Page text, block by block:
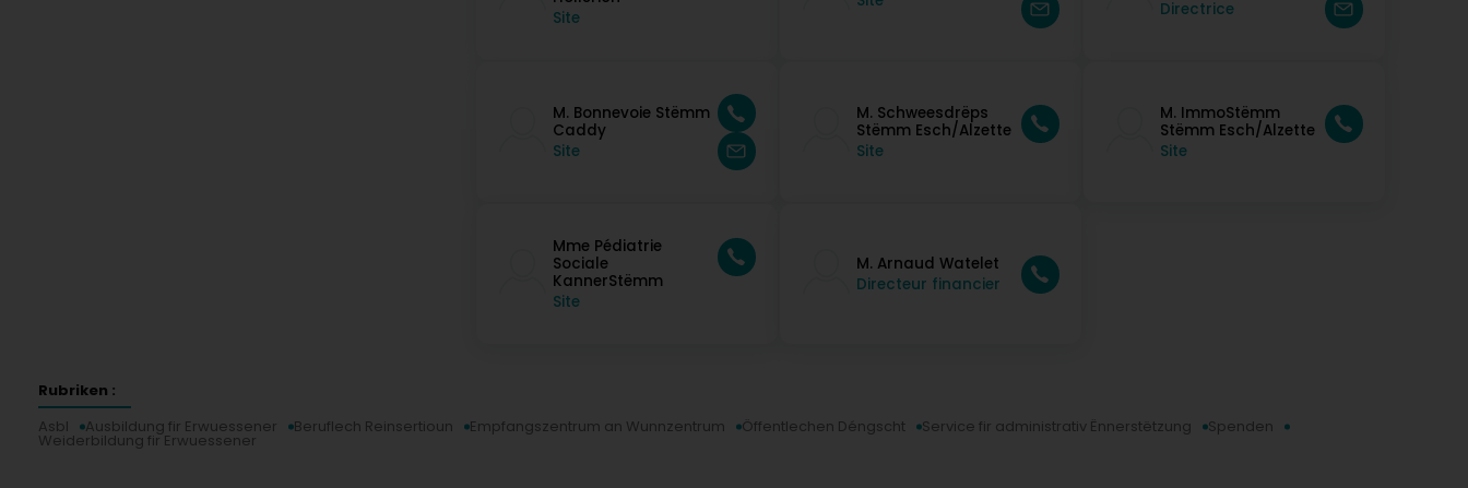
Site
Directrice
M. Bonnevoie Stëmm
Caddy
Site
M. Schweesdrëps
Stëmm Esch/Alzette
Site
M. ImmoStëmm
Stëmm Esch/Alzette
Site
Mme Pédiatrie
Sociale
KannerStëmm
Site
M. Arnaud Watelet
Directeur financier
Rubriken :
Asbl
Ausbildung fir Erwuessener Beruflech Reinsertioun Empfangszentrum an Wunnzentrum Öffentlechen Déngscht Service fir administrativ Ënnerstëtzung Spenden
Weiderbildung fir Erwuessener